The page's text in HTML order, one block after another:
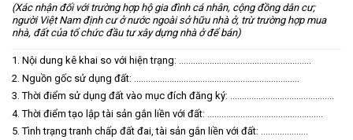
(Xác nhận đối với trường hợp hộ gia đình cá nhân, cộng đồng dân cư;
người Việt Nam định cư ở nước ngoài sở hữu nhà ở, trừ trường hợp mua
nhà, đất của tổ chức đầu tư xây dựng nhà ở để bán)
1. Nội dung kê khai so với hiện trạng: ………………………………………………..
2. Nguồn gốc sử dụng đất: …………………………………………………………….
3. Thời điểm sử dụng đất vào mục đích đăng ký: ……………………………………..
4. Thời điểm tạo lập tài sản gắn liền với đất: ………………………………………….
5. Tình trạng tranh chấp đất đai, tài sản gắn liền với đất: ………………..